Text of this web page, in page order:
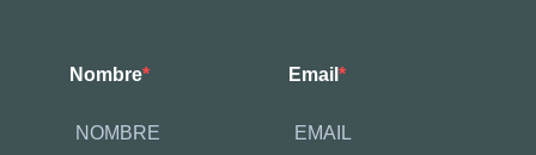
Nombre Email